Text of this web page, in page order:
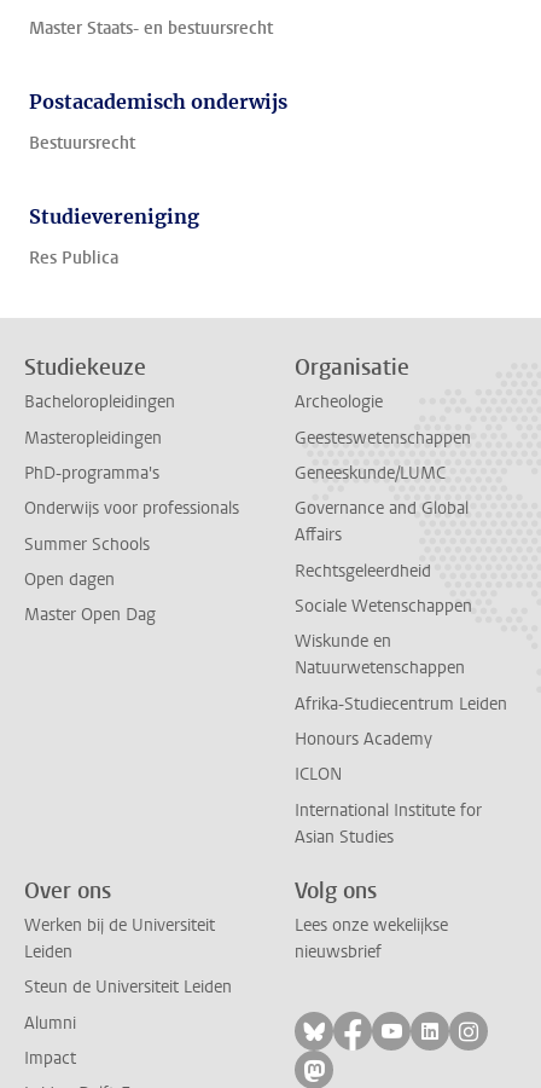
Master Staats- en bestuursrecht
Postacademisch onderwijs
Bestuursrecht
Studievereniging
Res Publica
Studiekeuze
Bacheloropleidingen
Masteropleidingen
PhD-programma's
Onderwijs voor professionals
Summer Schools
Open dagen
Master Open Dag
Organisatie
Archeologie
Geesteswetenschappen
Geneeskunde/LUMC
Governance and Global
Affairs
Rechtsgeleerdheid
Sociale Wetenschappen
Wiskunde en
Natuurwetenschappen
Afrika-Studiecentrum Leiden
Honours Academy
ICLON
International Institute for
Asian Studies
Over ons
Werken bij de Universiteit
Leiden
Steun de Universiteit Leiden
Alumni
Impact
Volg ons
Lees onze wekelijkse
nieuwsbrief
Volg ons op bluesky
Volg ons op
Volg ons op
Volg ons
Volg
Volg ons op mastodon